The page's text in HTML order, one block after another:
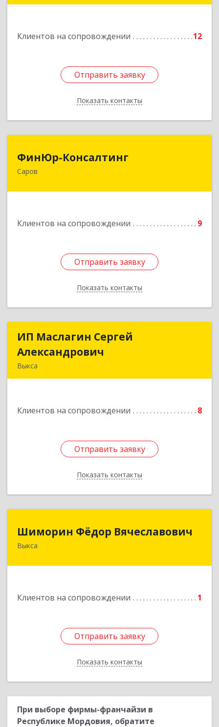
Клиентов на сопровождении 12
Отправить заявку
Показать контакты
Отправить заявку
Назад
ФинЮр-Консалтинг
Саров
Клиентов на сопровождении 9
Отправить заявку
Показать контакты
Отправить заявку
Назад
ИП Маслагин Сергей
Александрович
Выкса
Клиентов на сопровождении 8
Отправить заявку
Показать контакты
ИП Маслагин Сергей
Подробнее
Отправить заявку
Назад
Шиморин Фёдор Вячеславович
Выкса
Клиентов на сопровождении 1
Отправить заявку
Показать контакты
Шиморин Фёдор Вячеславович
Отправить заявку
Назад
При выборе фирмы-франчайзи в
Республике Мордовия, обратите